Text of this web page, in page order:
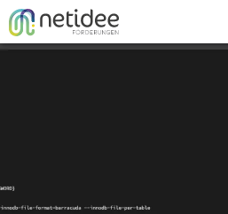
Enter your username or email address
Passwort